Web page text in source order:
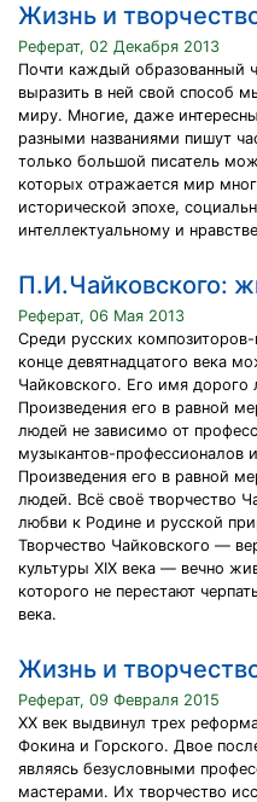
Жизнь и
Реферат, 02 Декабря 2013
Почти каждый образованный
выразить в ней свой способ
миру. Многие, даже
разными названиями пишут
только большой писатель
которых отражается мир
исторической эпохе,
интеллектуальному и
П.И.Чайковского:
Реферат, 06 Мая 2013
Среди русских
конце девятнадцатого века
Чайковского. Его имя
Произведения его в равной
людей не зависимо от
музыкантов-профессионалов
Произведения его в равной
людей. Всё своё творчество
любви к Родине и русской
Творчество Чайковского —
культуры XIX века — вечно
которого не перестают
века.
Жизнь и
Реферат, 09 Февраля 2015
XX век выдвинул трех
Фокина и Горского. Двое
являясь безусловными
мастерами. Их творчество